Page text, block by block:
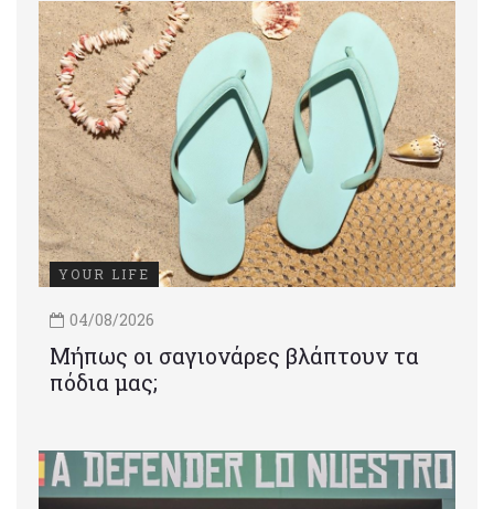
YOUR LIFE
04/08/2026
Μήπως οι σαγιονάρες βλάπτουν τα
πόδια μας;